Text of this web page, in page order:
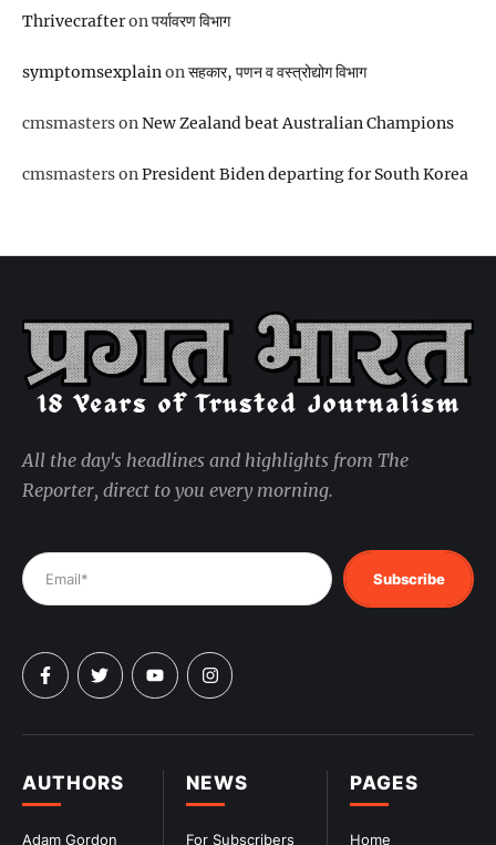
Thrivecrafteronपर्यावरण विभाग
symptomsexplainonसहकार, पणन व वस्‍त्रोद्योग विभाग
cmsmastersonNew Zealand beat Australian Champions
cmsmastersonPresident Biden departing for South Korea
PAGES
Home
NEWS
For Subscribers
AUTHORS
Adam Gordon
All the day's headlines and highlights from The
Reporter, direct to you every morning.
Subscribe